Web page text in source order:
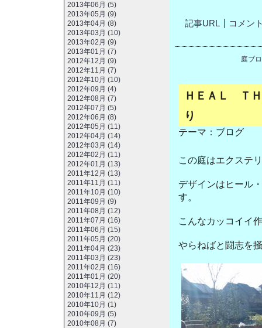
記事URL コメン
庭ブ
ＨＥＡＬ Ｔ
り
テーマ： ブログ
この庭はエクステ
デザインはヒール
す。
こんなカッコイイ
やらねばと闘志を
2013年06月 (5)
2013年05月 (9)
2013年04月 (8)
2013年03月 (10)
2013年02月 (9)
2013年01月 (7)
2012年12月 (9)
2012年11月 (7)
2012年10月 (10)
2012年09月 (4)
2012年08月 (7)
2012年07月 (5)
2012年06月 (8)
2012年05月 (11)
2012年04月 (14)
2012年03月 (14)
2012年02月 (11)
2012年01月 (13)
2011年12月 (13)
2011年11月 (11)
2011年10月 (10)
2011年09月 (9)
2011年08月 (12)
2011年07月 (16)
2011年06月 (15)
2011年05月 (20)
2011年04月 (23)
2011年03月 (23)
2011年02月 (16)
2011年01月 (20)
2010年12月 (11)
2010年11月 (12)
2010年10月 (1)
2010年09月 (5)
2010年08月 (7)